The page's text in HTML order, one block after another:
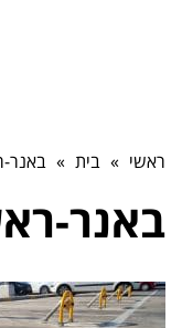
דף-הבית-מחסומי-
דף-